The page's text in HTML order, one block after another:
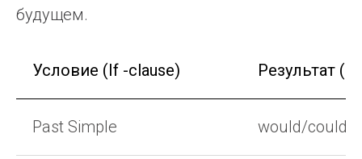
будущем.
Условие (If -clause) Результат
Past Simple would/could/